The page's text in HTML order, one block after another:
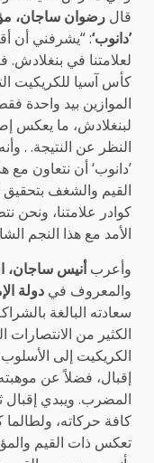
قال رضوان ساجان،
’دانوب‘: “يشرفني أن
لعلامتنا في بنغلادش.
كأس آسيا للكريكيت
الموازين بيد واحدة
لبنغلادش، ما يعكس
النظر عن النتيجة. .
’دانوب‘ أن نتعاون مع
القيم والشغف بتحقيق
كوادر علامتنا، ونحن
الأمد مع هذا النجم
وأعربأنيس ساجان،
والمعروف في دولة
سعادته البالغة
الكثير من الانتصارات
الكريكيت إلى الأسلوب
إقبال، فضلاً عن
المضرب. ويبدي
كافة حركاته،
تعكس ذات القيم